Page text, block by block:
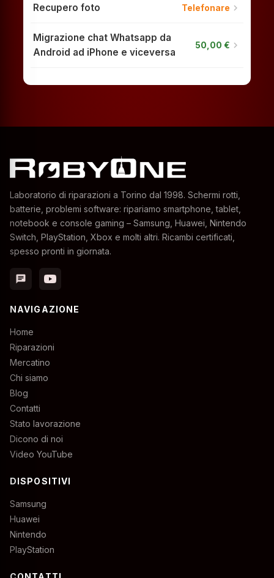
Recupero foto Telefonare chevron_right
Migrazione chat Whatsapp da
Android ad iPhone e viceversa
50,00 € chevron_right
Laboratorio di riparazioni a Torino dal 1998. Schermi rotti,
batterie, problemi software: ripariamo smartphone, tablet,
notebook e console gaming – Samsung, Huawei, Nintendo
Switch, PlayStation, Xbox e molti altri. Ricambi certificati,
spesso pronti in giornata.
chat
NAVIGAZIONE
Home
Riparazioni
Mercatino
Chi siamo
Blog
Contatti
Stato lavorazione
Dicono di noi
Video YouTube
DISPOSITIVI
Samsung
Huawei
Nintendo
PlayStation